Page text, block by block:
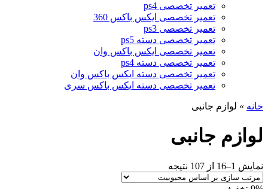
تعمیر تخصصی ps4
تعمیر تخصصی ایکس باکس 360
تعمیر تخصصی ps3
تعمیر تخصصی دسته ps5
تعمیر تخصصی ایکس باکس وان
تعمیر تخصصی دسته ps4
تعمیر تخصصی دسته ایکس باکس وان
تعمیر تخصصی دسته ایکس باکس سری
خانه » لوازم جانبی
لوازم جانبی
نمایش 1–16 از 107 نتیجه